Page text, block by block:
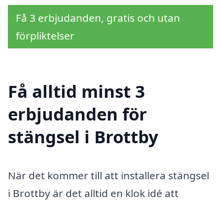
Få 3 erbjudanden, gratis och utan
förpliktelser
Få alltid minst 3
erbjudanden för
stängsel i Brottby
När det kommer till att installera stängsel
i Brottby är det alltid en klok idé att